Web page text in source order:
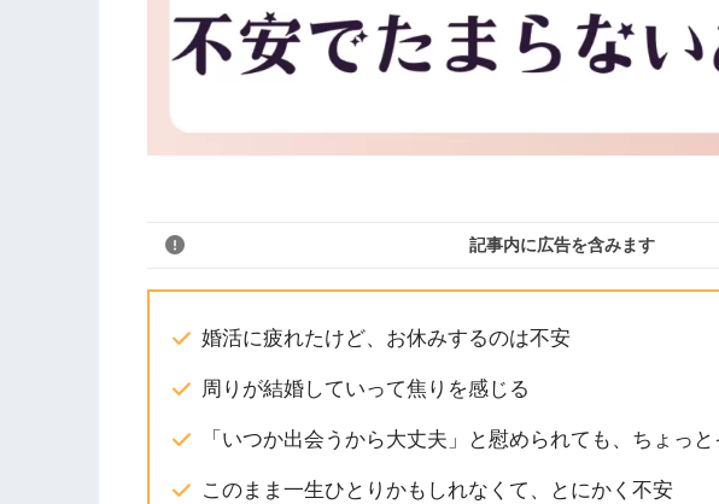
記事内に広告を含みます
婚活に疲れたけど、お休みするのは不安
周りが結婚していって焦りを感じる
「いつか出会うから大丈夫」と慰められても、ちょっ
このまま一生ひとりかもしれなくて、とにかく不安